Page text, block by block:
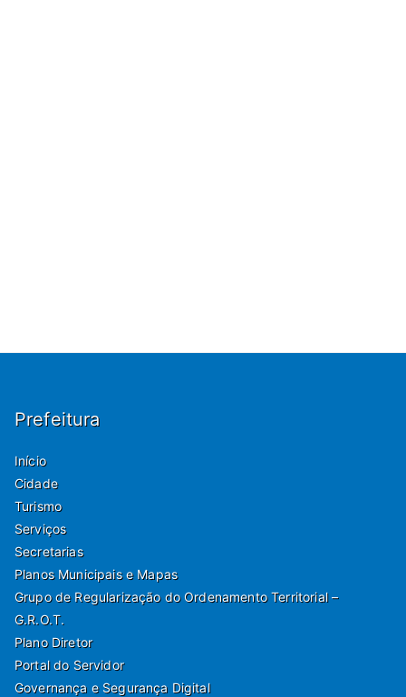
Prefeitura
Início
Cidade
Turismo
Serviços
Secretarias
Planos Municipais e Mapas
Grupo de Regularização do Ordenamento Territorial –
G.R.O.T.
Plano Diretor
Portal do Servidor
Governança e Segurança Digital